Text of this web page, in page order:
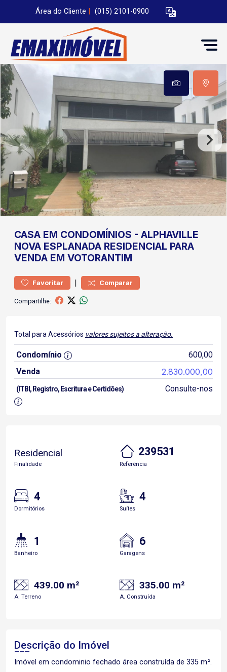
Área do Cliente (015) 2101-0900
CASA EM CONDOMÍNIOS - ALPHAVILLE
NOVA ESPLANADA RESIDENCIAL PARA
VENDA EM VOTORANTIM
Favoritar | Comparar
Compartilhe:
Total para Acessórios valores sujeitos a alteração.
Condomínio
600,00
Venda
2.830.000,00
(ITBI, Registro, Escritura e Certidões) Consulte-nos
Residencial
Finalidade
239531
Referência
4
Dormitórios
4
Suítes
1
Banheiro
6
Garagens
439.00 m²
A. Terreno
335.00 m²
A. Construída
Descrição do Imóvel
Imóvel em condominio fechado área construída de 335 m².